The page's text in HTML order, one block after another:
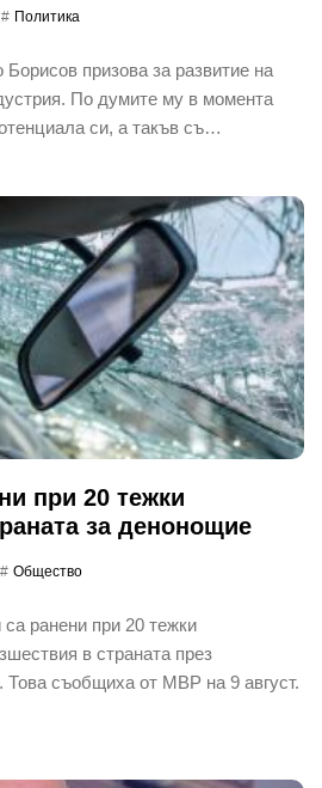
Политика
призова за развитие на
По думите му в момента
си, а такъв съ…
при 20 тежки
за денонощие
Общество
ранени при 20 тежки
в страната през
Това съобщиха от МВР на 9 август.